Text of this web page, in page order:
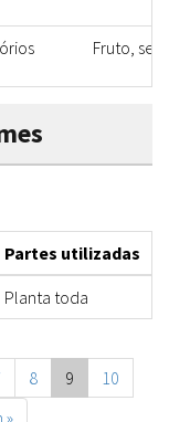
Fruto,
Partes utilizadas
Planta toda
8 9
10